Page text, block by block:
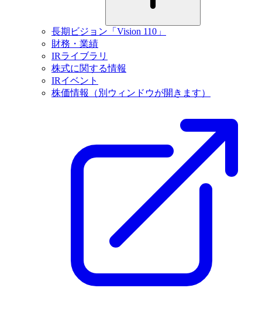
長期ビジョン「Vision 110」
財務・業績
IRライブラリ
株式に関する情報
IRイベント
株価情報
（別ウィンドウが開きます）